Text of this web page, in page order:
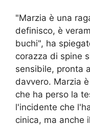
"Marzia è una
definisco, è
buchi", ha
corazza di spine
sensibile, pronta
davvero. Marzia
che ha perso la
l'incidente che
cinica, ma anche